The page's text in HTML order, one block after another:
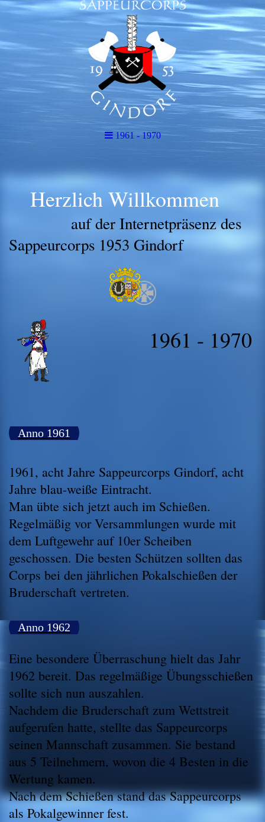
1961 - 1970
Herzlich Willkommen
auf der Internetpräsenz des
Sappeurcorps 1953 Gindorf
1961 - 1970
Anno 1961
1961, acht Jahre Sappeurcorps Gindorf, acht
Jahre blau-weiße Eintracht.
Man übte sich jetzt auch im Schießen.
Regelmäßig vor Versammlungen wurde mit
dem Luftgewehr auf 10er Scheiben
geschossen. Die besten Schützen sollten das
Corps bei den jährlichen Pokalschießen der
Bruderschaft vertreten.
Anno 1962
Eine besondere Überraschung hielt das Jahr
1962 bereit. Das regelmäßige Übungsschießen
sollte sich nun auszahlen.
Nachdem die Bruderschaft zum Wettstreit
aufgerufen hatte, stellte das Sappeurcorps
seinen Mannschaft zusammen. Sie bestand
aus 5 Teilnehmern, wovon die 4 Besten in die
Wertung kamen.
Nach dem Schießen stand das Sappeurcorps
als Pokalgewinner fest.